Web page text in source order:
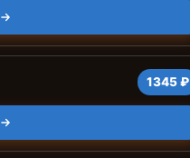
1345 ₽